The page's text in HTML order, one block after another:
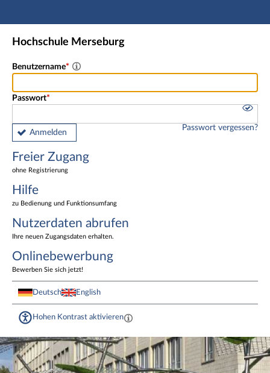
Hauptnavigation
Freier Zugang
Nutzerdaten abrufen
Fußzeile
Hochschule Merseburg
Benutzername
Passwort
Anmelden
Passwort vergessen?
Freier Zugang
ohne Registrierung
Hilfe
zu Bedienung und Funktionsumfang
Nutzerdaten abrufen
Ihre neuen Zugangsdaten erhalten.
Onlinebewerbung
Bewerben Sie sich jetzt!
Deutsch English
Hohen Kontrast aktivieren